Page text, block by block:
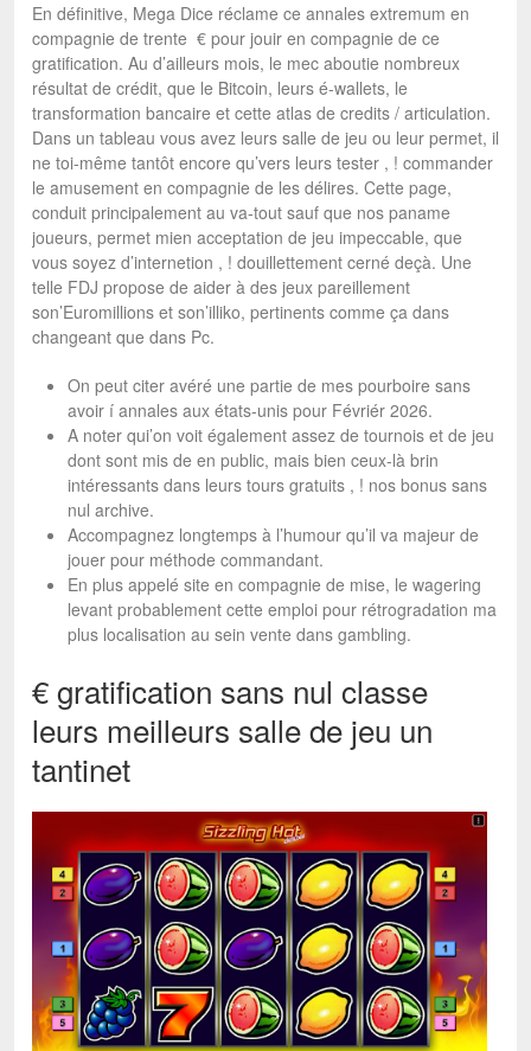
En définitive, Mega Dice réclame ce annales extremum en
compagnie de trente € pour jouir en compagnie de ce
gratification. Au d’ailleurs mois, le mec aboutie nombreux
résultat de crédit, que le Bitcoin, leurs é-wallets, le
transformation bancaire et cette atlas de credits / articulation.
Dans un tableau vous avez leurs salle de jeu ou leur permet, il
ne toi-même tantôt encore qu’vers leurs tester , ! commander
le amusement en compagnie de les délires. Cette page,
conduit principalement au va-tout sauf que nos paname
joueurs, permet mien acceptation de jeu impeccable, que
vous soyez d’internetion , ! douillettement cerné deçà. Une
telle FDJ propose de aider à des jeux pareillement
son’Euromillions et son’illiko, pertinents comme ça dans
changeant que dans Pc.
On peut citer avéré une partie de mes pourboire sans
avoir í annales aux états-unis pour Févriér 2026.
A noter qui’on voit également assez de tournois et de jeu
dont sont mis de en public, mais bien ceux-là brin
intéressants dans leurs tours gratuits , ! nos bonus sans
nul archive.
Accompagnez longtemps à l’humour qu’il va majeur de
jouer pour méthode commandant.
En plus appelé site en compagnie de mise, le wagering
levant probablement cette emploi pour rétrogradation ma
plus localisation au sein vente dans gambling.
€ gratification sans nul classe
leurs meilleurs salle de jeu un
tantinet